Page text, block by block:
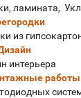
ламината,
из
интерьера
работы